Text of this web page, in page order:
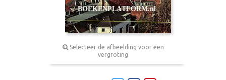
Selecteer de afbeelding voor een
vergroting